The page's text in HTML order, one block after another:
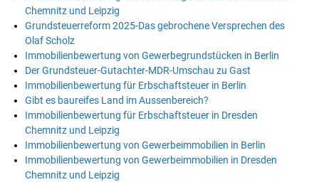
Chemnitz und Leipzig
Grundsteuerreform 2025-Das gebrochene Versprechen des
Olaf Scholz
Immobilienbewertung von Gewerbegrundstücken in Berlin
Der Grundsteuer-Gutachter-MDR-Umschau zu Gast
Immobilienbewertung für Erbschaftsteuer in Berlin
Gibt es baureifes Land im Aussenbereich?
Immobilienbewertung für Erbschaftsteuer in Dresden
Chemnitz und Leipzig
Immobilienbewertung von Gewerbeimmobilien in Berlin
Immobilienbewertung von Gewerbeimmobilien in Dresden
Chemnitz und Leipzig